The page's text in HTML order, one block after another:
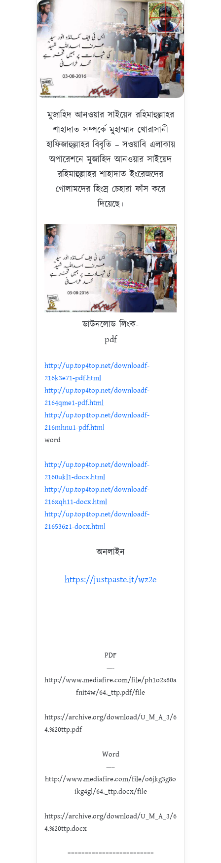
মুজাহিদ আনওয়ার সাইয়েদ রহিমাহুল্লাহর
শাহাদাত সম্পর্কে মুহাম্মাদ খোরাসানী
হাফিজাহুল্লাহর বিবৃতি – সওয়াবি এলাকায়
অপারেশনে মুজাহিদ আনওয়ার সাইয়েদ
রহিমাহুল্লাহর শাহাদাত ইংরেজদের
গোলামদের হিংস্র চেহারা ফাঁস করে
দিয়েছে।
ডাউনলোড লিংক-
pdf
http://up.top4top.net/downloadf-
216k3e71-pdf.html
http://up.top4top.net/downloadf-
2164qme1-pdf.html
http://up.top4top.net/downloadf-
216mhnu1-pdf.html
word
http://up.top4top.net/downloadf-
2160ukl1-docx.html
http://up.top4top.net/downloadf-
216xqh11-docx.html
http://up.top4top.net/downloadf-
216536z1-docx.html
অনলাইন
https://justpaste.it/wz2e
PDF
—-
http://www.mediafire.com/file/ph1o2s80a
fnit4w/64._ttp.pdf/file
https://archive.org/download/U_M_A_3/6
4.%20ttp.pdf
Word
—–
http://www.mediafire.com/file/o6jkg3g8o
ikg4gl/64._ttp.docx/file
https://archive.org/download/U_M_A_3/6
4.%20ttp.docx
=========================